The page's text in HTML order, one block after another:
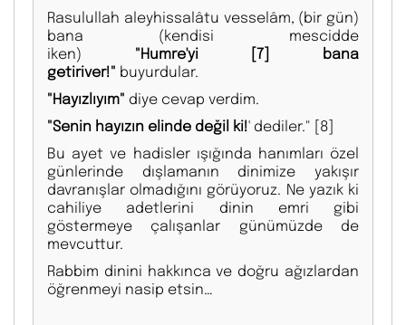
Rasulullah aleyhissalâtu vesselâm, (bir gün)
bana (kendisi mescidde
iken) "Humre'yi [7] bana
getiriver!" buyurdular.
"Hayızlıyım" diye cevap verdim.
"Senin hayızın elinde değil ki!' dediler." [8]
Bu ayet ve hadisler ışığında hanımları özel
günlerinde dışlamanın dinimize yakışır
davranışlar olmadığını görüyoruz. Ne yazık ki
cahiliye adetlerini dinin emri gibi
göstermeye çalışanlar günümüzde de
mevcuttur.
Rabbim dinini hakkınca ve doğru ağızlardan
öğrenmeyi nasip etsin…